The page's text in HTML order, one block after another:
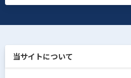
当サイトについて